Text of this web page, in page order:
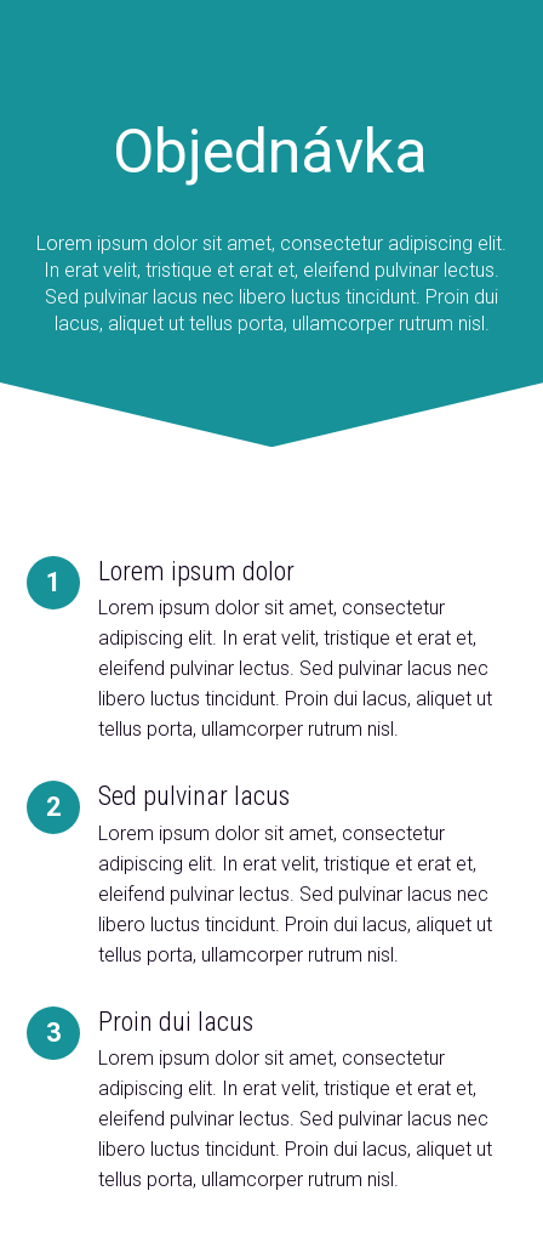
Objednávka
Lorem ipsum dolor sit amet, consectetur adipiscing elit.
In erat velit, tristique et erat et, eleifend pulvinar lectus.
Sed pulvinar lacus nec libero luctus tincidunt. Proin dui
lacus, aliquet ut tellus porta, ullamcorper rutrum nisl.
1 Lorem ipsum dolor
Lorem ipsum dolor sit amet, consectetur
adipiscing elit. In erat velit, tristique et erat et,
eleifend pulvinar lectus. Sed pulvinar lacus nec
libero luctus tincidunt. Proin dui lacus, aliquet ut
tellus porta, ullamcorper rutrum nisl.
2 Sed pulvinar lacus
Lorem ipsum dolor sit amet, consectetur
adipiscing elit. In erat velit, tristique et erat et,
eleifend pulvinar lectus. Sed pulvinar lacus nec
libero luctus tincidunt. Proin dui lacus, aliquet ut
tellus porta, ullamcorper rutrum nisl.
3 Proin dui lacus
Lorem ipsum dolor sit amet, consectetur
adipiscing elit. In erat velit, tristique et erat et,
eleifend pulvinar lectus. Sed pulvinar lacus nec
libero luctus tincidunt. Proin dui lacus, aliquet ut
tellus porta, ullamcorper rutrum nisl.